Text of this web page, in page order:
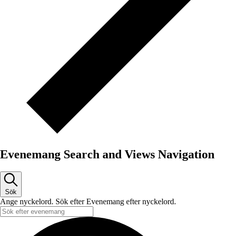
Evenemang Search and Views Navigation
Sök
Ange nyckelord. Sök efter Evenemang efter nyckelord.